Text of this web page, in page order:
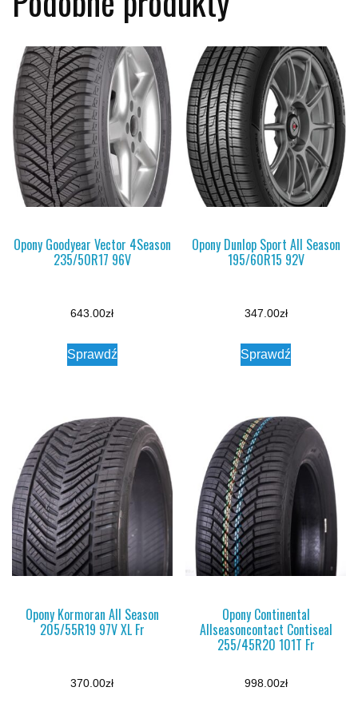
Opony Goodyear Vector 4Season
235/50R17 96V
643.00zł
Sprawdź
Opony Dunlop Sport All Season
195/60R15 92V
347.00zł
Sprawdź
Opony Kormoran All Season
205/55R19 97V XL Fr
370.00zł
Opony Continental
Allseasoncontact Contiseal
255/45R20 101T Fr
998.00zł